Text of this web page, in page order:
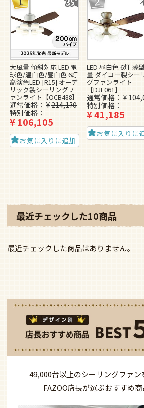
大風量 傾斜対応 LED 電
球色/温白色/昼白色 6灯
高演色LED [R15] オーデ
リック製シーリングフ
ァンライト【OCB488】
通常価格 ¥214,170
特別価格
¥106,105
お気に入りに追加
LED 昼白色 6灯 薄型
【DJE061】
通常価格 ¥
特別価格
¥41,185
お気に入りに
最近チェックした商品はありません。
FAZOO店長が選ぶおすすめ商